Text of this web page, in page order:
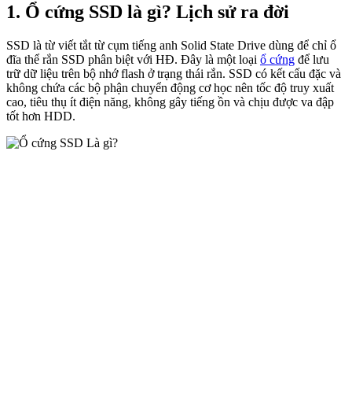
1. Ổ cứng SSD là gì? Lịch sử ra đời
SSD là từ viết tắt từ cụm tiếng anh Solid State Drive dùng để chỉ ổ
đĩa thể rắn SSD phân biệt với HĐ. Đây là một loại ổ cứng để lưu
trữ dữ liệu trên bộ nhớ flash ở trạng thái rắn. SSD có kết cấu đặc và
không chứa các bộ phận chuyển động cơ học nên tốc độ truy xuất
cao, tiêu thụ ít điện năng, không gây tiếng ồn và chịu được va đập
tốt hơn HDD.